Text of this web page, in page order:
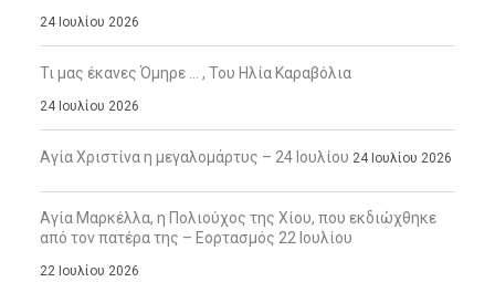
24 Ιουλίου 2026
Τι μας έκανες Όμηρε … , Του Ηλία Καραβόλια
24 Ιουλίου 2026
Αγία Χριστίνα η μεγαλομάρτυς – 24 Ιουλίου 24 Ιουλίου 2026
Αγία Μαρκέλλα, η Πολιούχος της Χίου, που εκδιώχθηκε
από τον πατέρα της – Εορτασμός 22 Ιουλίου
22 Ιουλίου 2026